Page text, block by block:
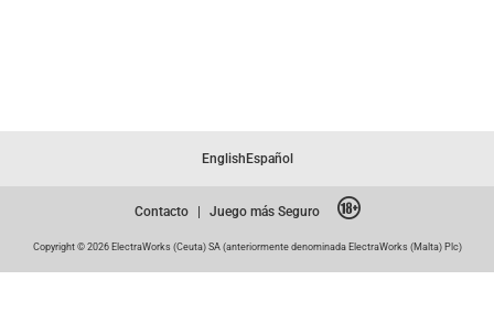
English Español
Contacto Juego más Seguro
Copyright © 2026 ElectraWorks (Ceuta) SA (anteriormente denominada ElectraWorks (Malta) Plc)